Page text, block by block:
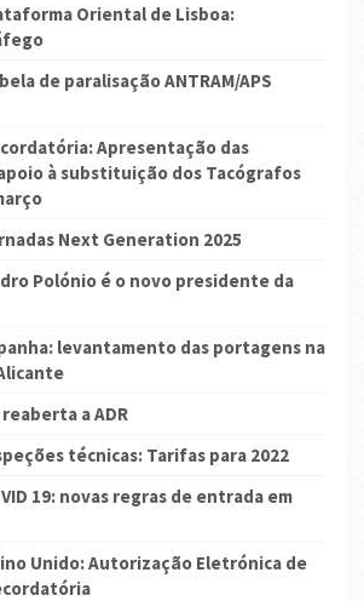
Oriental de Lisboa:
de paralisação ANTRAM/APS
Apresentação das
à substituição dos Tacógrafos
Next Generation 2025
Polónio é o novo presidente da
levantamento das portagens na
reaberta a ADR
técnicas: Tarifas para 2022
19: novas regras de entrada em
Unido: Autorização Eletrónica de